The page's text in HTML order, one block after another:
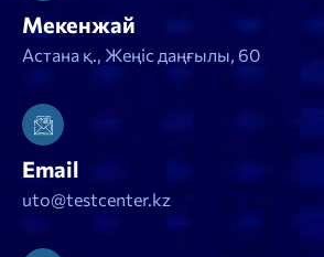
Мекенжай
Астана қ., Жеңіс даңғылы, 60
Email
uto@testcenter.kz